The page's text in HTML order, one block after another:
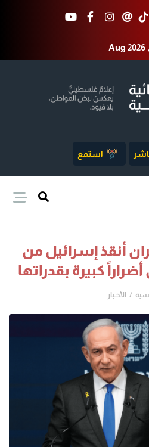
Aug 2026
استمع
أنقذ إسرائيل من
كبيرة بقدراتها
الأخـبار